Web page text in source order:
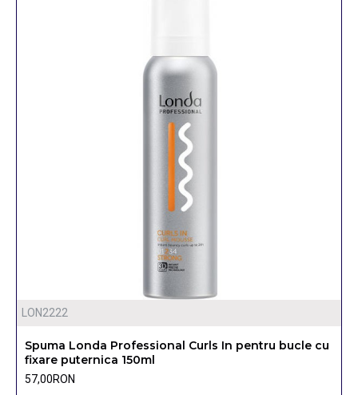
LON2222
Spuma Londa Professional Curls In pentru bucle cu
fixare puternica 150ml
57,00RON